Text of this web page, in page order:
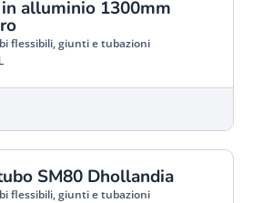
alluminio 1300mm
flessibili, giunti e tubazioni
SM80 Dhollandia
flessibili, giunti e tubazioni